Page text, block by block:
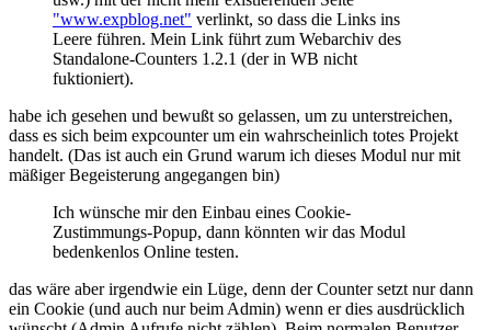
"www.expblog.net" verlinkt, so dass die Links ins
Leere führen. Mein Link führt zum Webarchiv des
Standalone-Counters 1.2.1 (der in WB nicht
fuktioniert).
habe ich gesehen und bewußt so gelassen, um zu unterstreichen,
dass es sich beim expcounter um ein wahrscheinlich totes Projekt
handelt. (Das ist auch ein Grund warum ich dieses Modul nur mit
mäßiger Begeisterung angegangen bin)
Ich wünsche mir den Einbau eines Cookie-
Zustimmungs-Popup, dann könnten wir das Modul
bedenkenlos Online testen.
das wäre aber irgendwie ein Lüge, denn der Counter setzt nur dann
ein Cookie (und auch nur beim Admin) wenn er dies ausdrücklich